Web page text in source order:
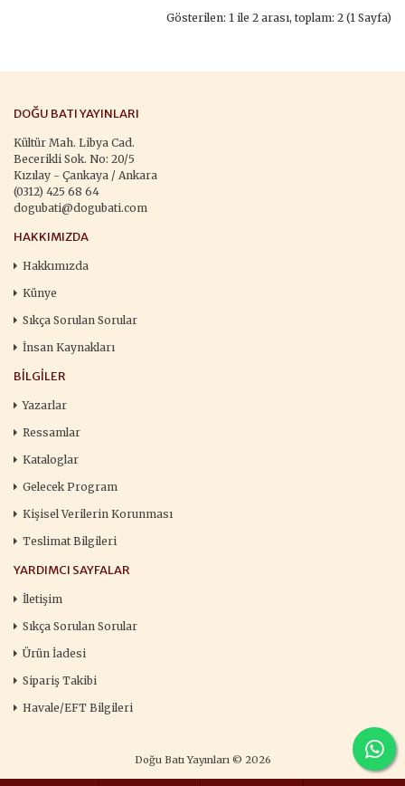
Gösterilen: 1 ile 2 arası, toplam: 2 (1 Sayfa)
DOĞU BATI YAYINLARI
Kültür Mah. Libya Cad.
Becerikli Sok. No: 20/5
Kızılay - Çankaya / Ankara
(0312) 425 68 64
dogubati@dogubati.com
HAKKIMIZDA
Hakkımızda
Künye
Sıkça Sorulan Sorular
İnsan Kaynakları
BILGILER
Yazarlar
Ressamlar
Kataloglar
Gelecek Program
Kişisel Verilerin Korunması
Teslimat Bilgileri
YARDIMCI SAYFALAR
İletişim
Sıkça Sorulan Sorular
Ürün İadesi
Sipariş Takibi
Havale/EFT Bilgileri
Doğu Batı Yayınları © 2026